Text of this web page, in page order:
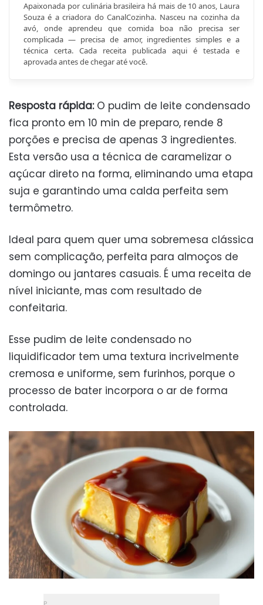
Apaixonada por culinária brasileira há mais de 10 anos, Laura
Souza é a criadora do CanalCozinha. Nasceu na cozinha da
avó, onde aprendeu que comida boa não precisa ser
complicada — precisa de amor, ingredientes simples e a
técnica certa. Cada receita publicada aqui é testada e
aprovada antes de chegar até você.
Resposta rápida:O pudim de leite condensado
fica pronto em 10 min de preparo, rende 8
porções e precisa de apenas 3 ingredientes.
Esta versão usa a técnica de caramelizar o
açúcar direto na forma, eliminando uma etapa
suja e garantindo uma calda perfeita sem
termômetro.
Ideal para quem quer uma sobremesa clássica
sem complicação, perfeita para almoços de
domingo ou jantares casuais. É uma receita de
nível iniciante, mas com resultado de
confeitaria.
Esse pudim de leite condensado no
liquidificador tem uma textura incrivelmente
cremosa e uniforme, sem furinhos, porque o
processo de bater incorpora o ar de forma
controlada.